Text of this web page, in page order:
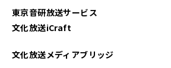
2025年01月
東京音研放送サービス
文化放送iCraft
文化放送メディアブリッジ